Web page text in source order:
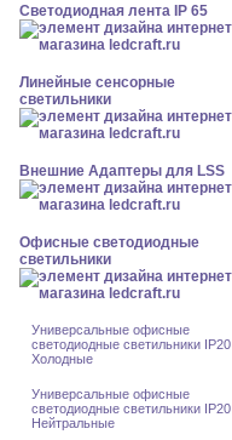
Светодиодная лента IP 65
Линейные сенсорные
светильники
Внешние Адаптеры для LSS
Офисные светодиодные
светильники
Универсальные офисные
светодиодные светильники IP20
Холодные
Универсальные офисные
светодиодные светильники IP20
Нейтральные